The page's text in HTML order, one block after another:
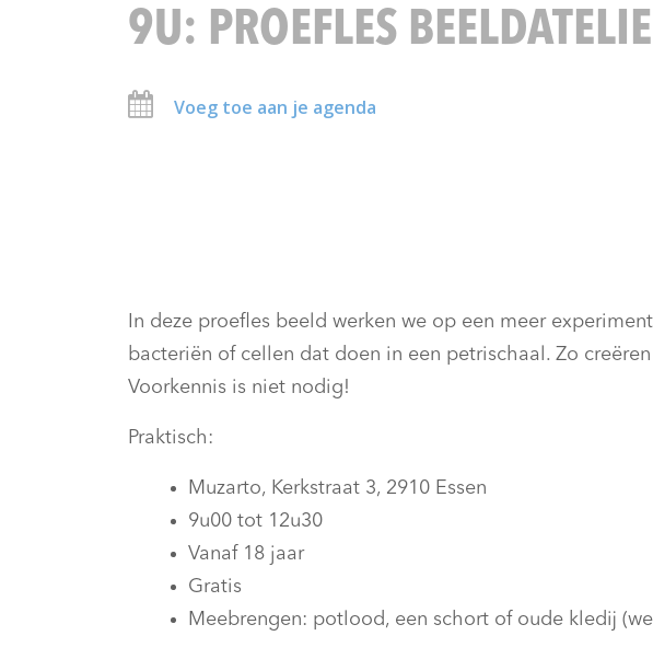
9U: PROEFLES
Voeg toe aan je agenda
In deze proefles beeld werken we op een meer
bacteriën of cellen dat doen in een petrischaal. Zo
Voorkennis is niet nodig!
Praktisch:
Muzarto, Kerkstraat 3, 2910 Essen
9u00 tot 12u30
Vanaf 18 jaar
Gratis
Meebrengen: potlood, een schort of oude kledij